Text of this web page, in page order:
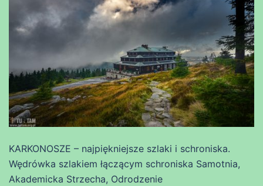
KARKONOSZE – najpiękniejsze szlaki i schroniska.
Wędrówka szlakiem łączącym schroniska Samotnia,
Akademicka Strzecha, Odrodzenie